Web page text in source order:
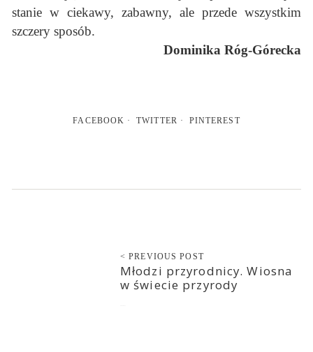
stanie w ciekawy, zabawny, ale przede wszystkim
szczery sposób.
Dominika Róg-Górecka
FACEBOOK TWITTER PINTEREST
< PREVIOUS POST
Młodzi przyrodnicy. Wiosna
w świecie przyrody